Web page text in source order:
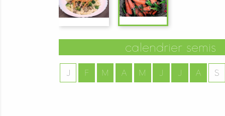
calendrier semis
F M A M A S